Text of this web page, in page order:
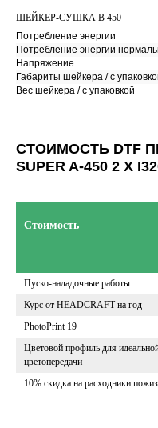
ШЕЙКЕР-СУШКА B 450
Потребление энергии
Потребление энергии
Напряжение
Габариты шейкера / с
Вес шейкера / с упаковкой
СТОИМОСТЬ DTF
SUPER A-450 2 X
Стоимость
Пуско-наладочные работы
Курс от HEADCRAFT на год
PhotoPrint 19
Цветовой профиль для
цветопередачи
10% скидка на расходники
позицию.
Выбрать расходные